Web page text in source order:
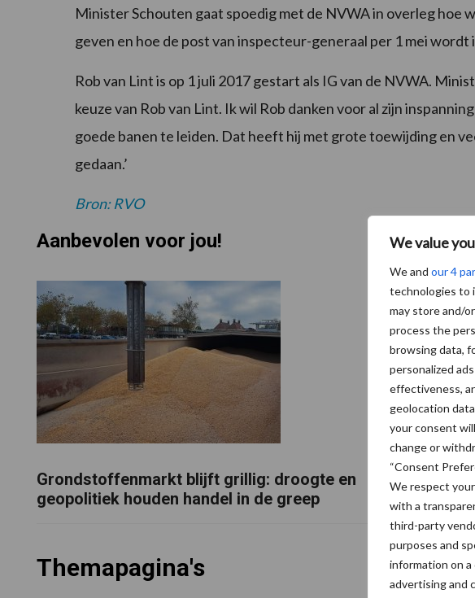
We value
We and our 4
technologies to
may store and/
process the
browsing data,
personalized
effectiveness,
geolocation
your consent
change or
“Consent
We respect
with a
third-party
purposes and
information on
advertising and
Minister Schouten gaat spoedig met de NVWA in overleg hoe
geven en hoe de post van inspecteur-generaal per 1 mei wordt
Rob van Lint is op 1 juli 2017 gestart als IG van de NVWA.
keuze van Rob van Lint. Ik wil Rob danken voor al zijn
goede banen te leiden. Dat heeft hij met grote toewijding en
gedaan.’
Bron: RVO
Aanbevolen voor jou!
Grondstoffenmarkt blijft grillig: droogte en
geopolitiek houden handel in de greep
De
Themapagina's